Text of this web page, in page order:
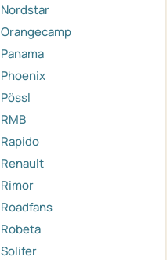
Nordstar
Orangecamp
Panama
Phoenix
Pössl
RMB
Rapido
Renault
Rimor
Roadfans
Robeta
Solifer